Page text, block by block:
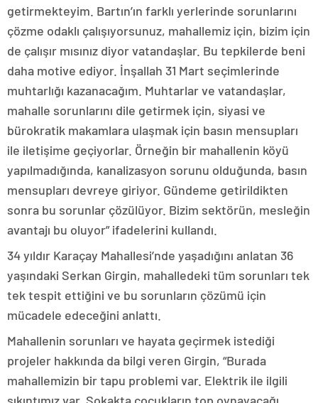
getirmekteyim. Bartın’ın farklı yerlerinde sorunlarını
çözme odaklı çalışıyorsunuz, mahallemiz için, bizim için
de çalışır mısınız diyor vatandaşlar. Bu tepkilerde beni
daha motive ediyor. İnşallah 31 Mart seçimlerinde
muhtarlığı kazanacağım. Muhtarlar ve vatandaşlar,
mahalle sorunlarını dile getirmek için, siyasi ve
bürokratik makamlara ulaşmak için basın mensupları
ile iletişime geçiyorlar. Örneğin bir mahallenin köyü
yapılmadığında, kanalizasyon sorunu olduğunda, basın
mensupları devreye giriyor. Gündeme getirildikten
sonra bu sorunlar çözülüyor. Bizim sektörün, mesleğin
avantajı bu oluyor” ifadelerini kullandı.
34 yıldır Karaçay Mahallesi’nde yaşadığını anlatan 36
yaşındaki Serkan Girgin, mahalledeki tüm sorunları tek
tek tespit ettiğini ve bu sorunların çözümü için
mücadele edeceğini anlattı.
Mahallenin sorunları ve hayata geçirmek istediği
projeler hakkında da bilgi veren Girgin, “Burada
mahallemizin bir tapu problemi var. Elektrik ile ilgili